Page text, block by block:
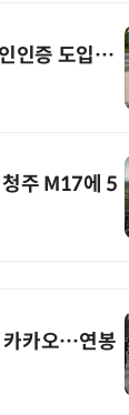
인증 도입…
주 M17에 5
카카오…연봉